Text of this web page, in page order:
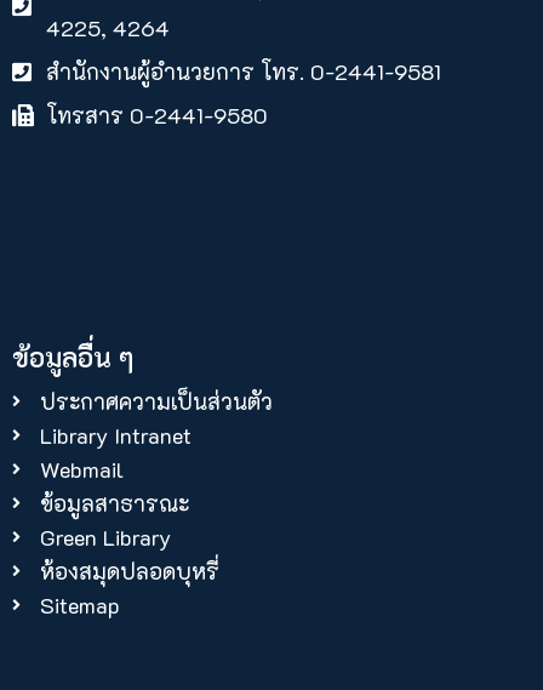
4225, 4264
สำนักงานผู้อำนวยการ โทร. 0-2441-9581
โทรสาร 0-2441-9580
ข้อมูลอื่น ๆ
ประกาศความเป็นส่วนตัว
Library Intranet
Webmail
ข้อมูลสาธารณะ
Green Library
ห้องสมุดปลอดบุหรี่
Sitemap